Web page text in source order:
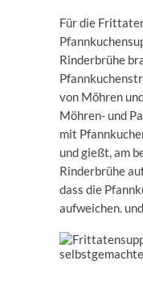
Für die
Rinderbrühe
von Möhren
Möhren- und
mit
und gießt, am
Rinderbrühe
dass die
aufweichen.